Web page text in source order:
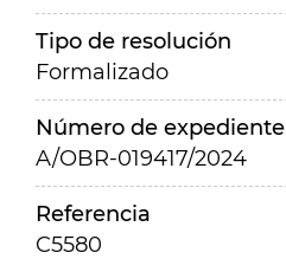
Tipo de resolución
Formalizado
Número de expediente
A/OBR-019417/2024
Referencia
C5580